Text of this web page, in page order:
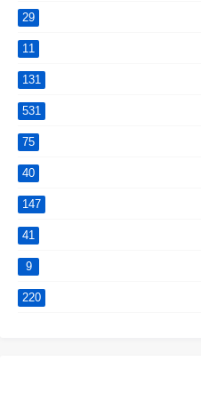
29
11
131
531
75
40
147
41
9
220